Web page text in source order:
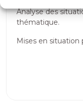
Analyse des
thématique.
Mises en situation